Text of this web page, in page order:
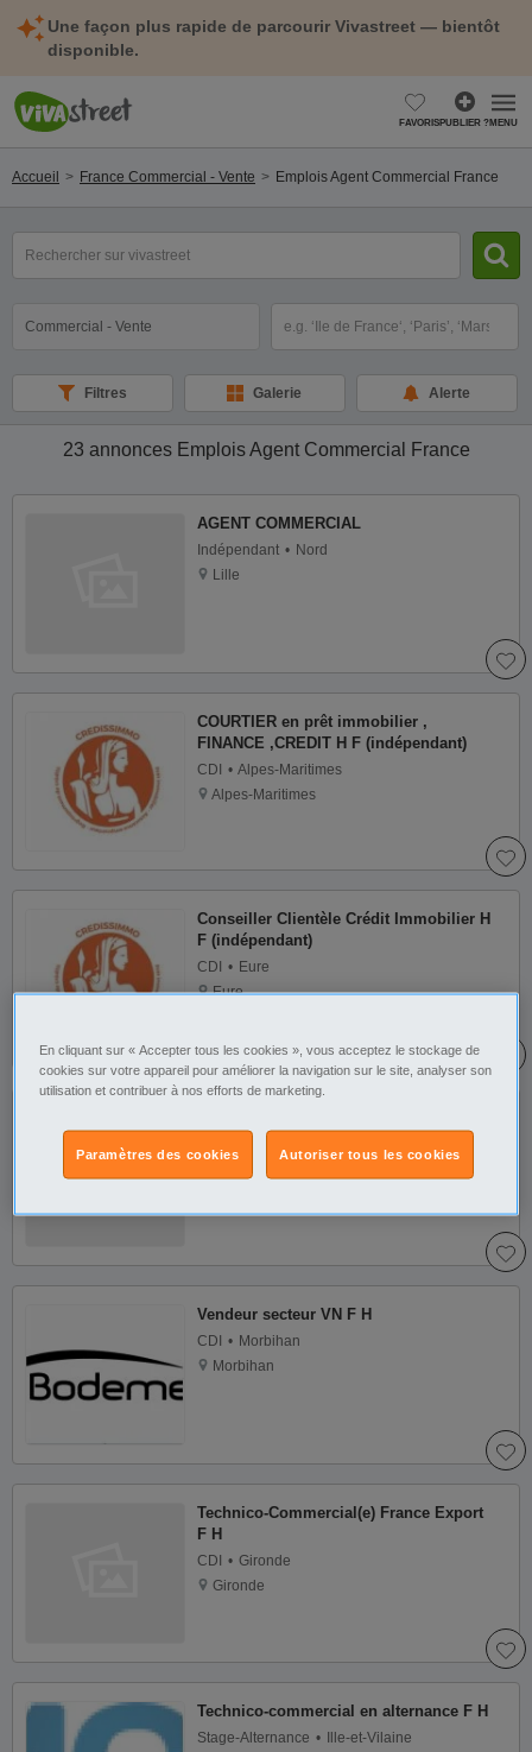
Une façon plus rapide de parcourir Vivastreet — bientôt
disponible.
FAVORISPUBLIER ?MENU
Accueil France Commercial - Vente Emplois Agent Commercial France
clé(s)
Filtres Galerie Alerte
23 annonces Emplois Agent Commercial France
AGENT COMMERCIAL
Indépendant
Nord
Lille
COURTIER en prêt immobilier ,
FINANCE ,CREDIT H F (indépendant)
CDI
Alpes-Maritimes
Alpes-Maritimes
Conseiller Clientèle Crédit Immobilier H
F (indépendant)
CDI
Eure
Eure
Vendeur secteur VN F H
CDI
Morbihan
Morbihan
Technico-Commercial(e) France Export
F H
CDI
Gironde
Gironde
Technico-commercial en alternance F H
Stage-Alternance
Ille-et-Vilaine
En cliquant sur « Accepter tous les cookies », vous acceptez le stockage de
cookies sur votre appareil pour améliorer la navigation sur le site, analyser son
utilisation et contribuer à nos efforts de marketing.
Autoriser tous les cookies
Paramètres des cookies